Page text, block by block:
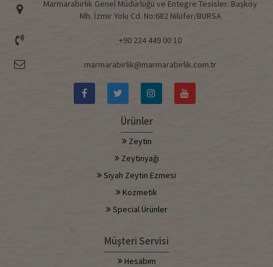
Marmarabirlik Genel Müdürlüğü ve Entegre Tesisler: Başköy
Mh. İzmir Yolu Cd. No:682 Nilüfer/BURSA
+90 224 449 00 10
marmarabirlik@marmarabirlik.com.tr
Ürünler
Zeytin
Zeytinyağı
Siyah Zeytin Ezmesi
Kozmetik
Special Ürünler
Müşteri Servisi
Hesabım